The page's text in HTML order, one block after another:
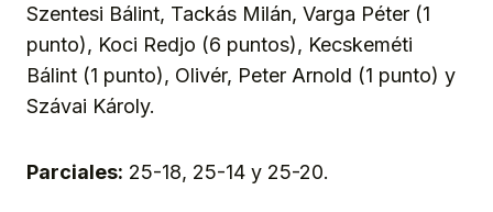
Szentesi Bálint, Tackás Milán, Varga Péter (1
punto), Koci Redjo (6 puntos), Kecskeméti
Bálint (1 punto), Olivér, Peter Arnold (1 punto) y
Szávai Károly.
Parciales: 25-18, 25-14 y 25-20.